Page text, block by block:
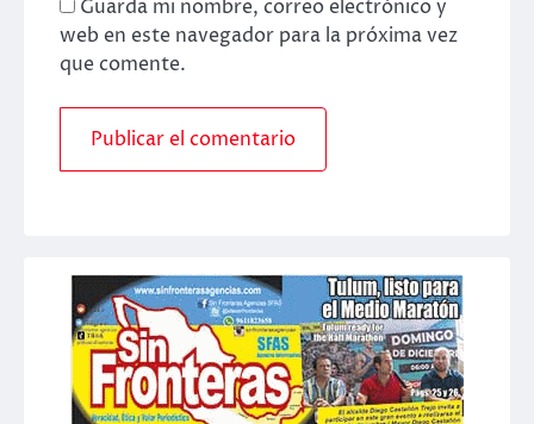
Guarda mi nombre, correo electrónico y
web en este navegador para la próxima vez
que comente.